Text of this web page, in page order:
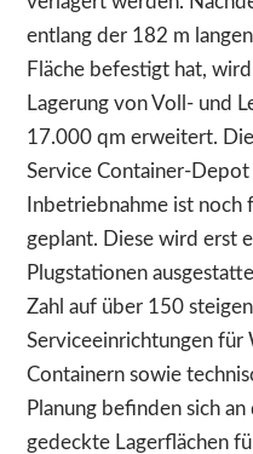
entlang der 182 m
Fläche befestigt hat,
Lagerung von Voll- und
17.000 qm erweitert.
Service Container-
Inbetriebnahme ist noch
geplant. Diese wird erst
Plugstationen
Zahl auf über 150
Serviceeinrichtungen für
Containern sowie
Planung befinden sich
gedeckte Lagerflächen